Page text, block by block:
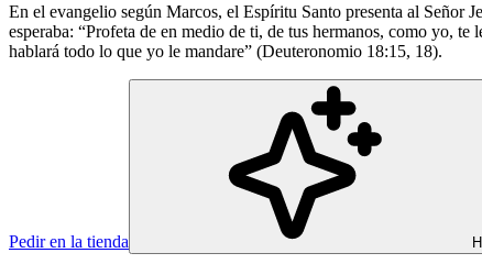
En el evangelio según Marcos, el Espíritu Santo presenta al Señor
esperaba: “Profeta de en medio de ti, de tus hermanos, como yo,
hablará todo lo que yo le mandare” (Deuteronomio 18:15, 18).
Pedir en la tienda